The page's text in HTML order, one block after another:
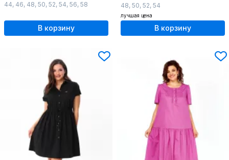
44, 46, 48, 50, 52, 54, 56, 58
В корзину
48, 50, 52, 54
лучшая цена
В корзину